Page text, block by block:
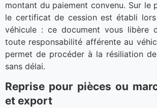
montant du paiement convenu. Sur le
le certificat de cession est établi
véhicule : ce document vous libère
toute responsabilité afférente au
permet de procéder à la résiliation
sans délai.
Reprise pour pièces ou
et export